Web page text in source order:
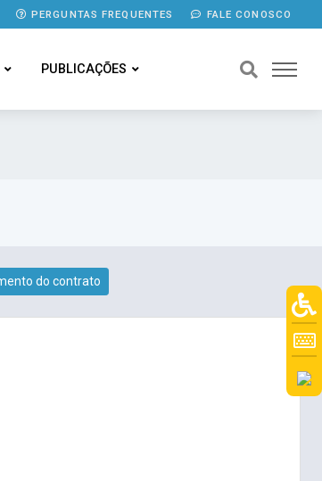
PERGUNTAS FREQUENTES FALE CONOSCO
PUBLICAÇÕES
do contrato